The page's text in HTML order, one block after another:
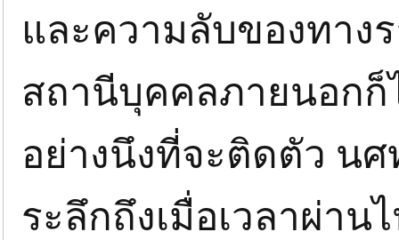
และความลับของทาง
สถานีบุคคลภายนอกก็
อย่างนึงที่จะติดตัว น
ระลึกถึงเมื่อเวลาผ่าน